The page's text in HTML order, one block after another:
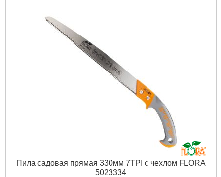
Пила садовая прямая 330мм 7TPI с чехлом FLORA
5023334